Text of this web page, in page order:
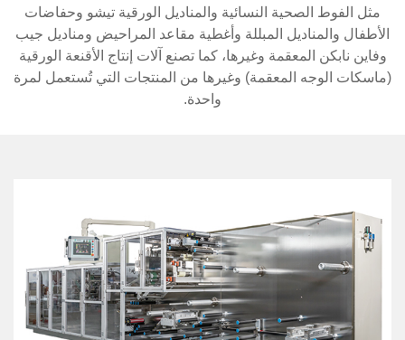
مثل الفوط الصحية النسائية والمناديل الورقية تيشو وحفاضات
الأطفال والمناديل المبللة وأغطية مقاعد المراحيض ومناديل جيب
وفاين نابكن المعقمة وغيرها، كما تصنع آلات إنتاج الأقنعة الورقية
(ماسكات الوجه المعقمة) وغيرها من المنتجات التي تُستعمل لمرة
واحدة.